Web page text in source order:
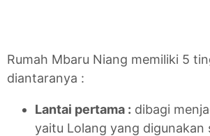
Rumah Mbaru Niang memiliki 5
diantaranya :
Lantai pertama : dibagi
yaitu Lolang yang digunakan